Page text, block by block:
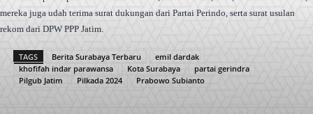
mereka juga udah terima surat dukungan dari Partai Perindo, serta surat usulan
rekom dari DPW PPP Jatim.
TAGS Berita Surabaya Terbaru
emil dardak
khofifah indar parawansa
Kota Surabaya
partai gerindra
Pilgub Jatim
Pilkada 2024 Prabowo Subianto